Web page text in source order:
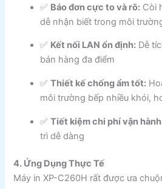
✅ Báo đơn cực to và rõ: Còi
dễ nhận biết trong môi
✅ Kết nối LAN ổn định: Dễ
bán hàng đa điểm
✅Thiết kế chống ẩm tốt:
môi trường bếp nhiều khói,
✅Tiết kiệm chi phí vận
trì dễ dàng
4. Ứng Dụng Thực Tế
Máy in XP-C260H rất được ưa